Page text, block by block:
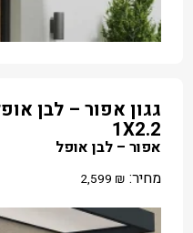
1X2.2
אפור – לבן אופל
מחיר:
2,599 ₪